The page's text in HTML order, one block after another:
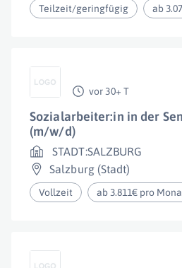
Teilzeit/geringfügig ab
vor 30+ T
Sozialarbeiter:in in der
(m/w/d)
STADT:SALZBURG
Salzburg (Stadt)
Vollzeit ab 3.811€ pro